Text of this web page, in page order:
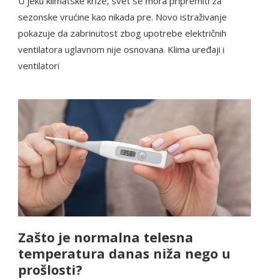
sezonske vrućine kao nikada pre. Novo istraživanje
pokazuje da zabrinutost zbog upotrebe električnih
ventilatora uglavnom nije osnovana. Klima uređaji i
ventilatori
Zašto je normalna telesna
temperatura danas niža nego u
prošlosti?